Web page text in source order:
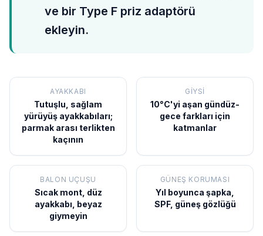
ve bir Type F priz adaptörü
ekleyin.
AYAKKABI
Tutuşlu, sağlam
yürüyüş ayakkabıları;
parmak arası terlikten
kaçının
GIYSI
10°C'yi aşan gündüz-
gece farkları için
katmanlar
BALON UÇUŞU
Sıcak mont, düz
ayakkabı, beyaz
giymeyin
GÜNEŞ KORUMASI
Yıl boyunca şapka,
SPF, güneş gözlüğü